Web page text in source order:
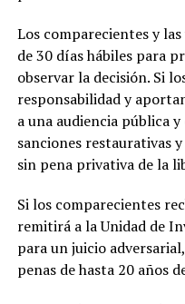
Los comparecientes y
de 30 días hábiles para
observar la decisión. Si
responsabilidad y
a una audiencia pública
sanciones restaurativas
sin pena privativa de la
Si los comparecientes
remitirá a la Unidad de
para un juicio
penas de hasta 20 años